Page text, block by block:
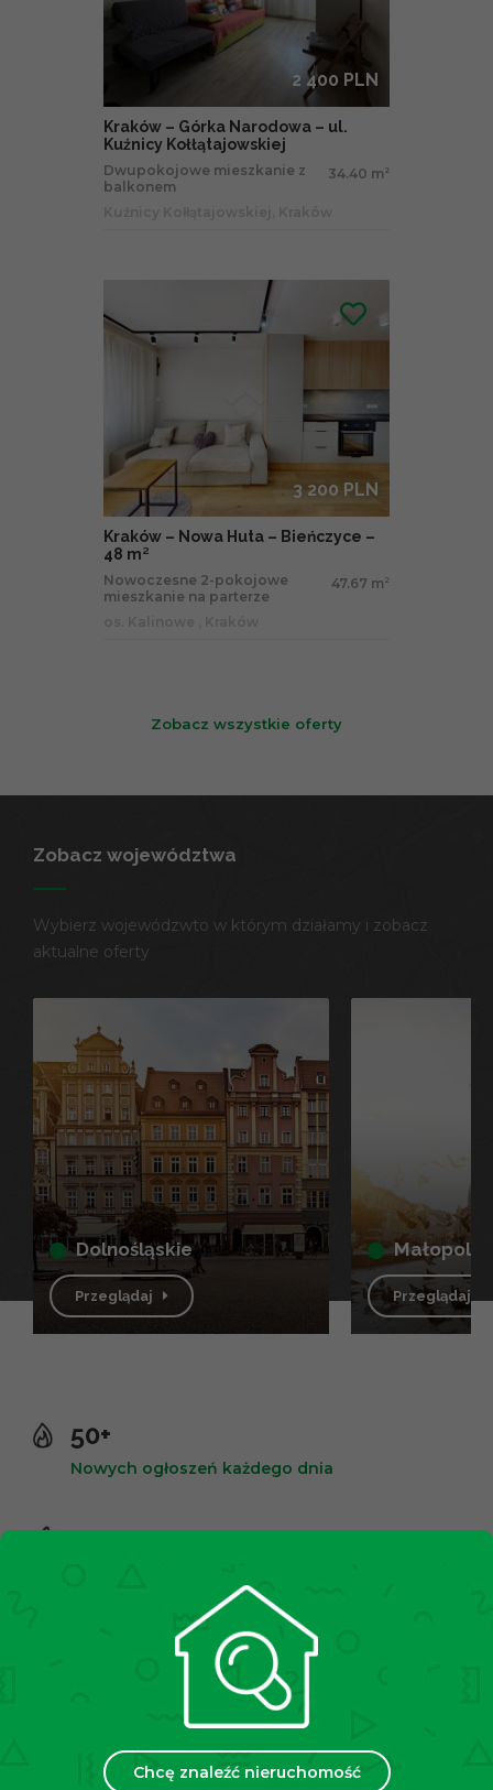
Chcę znaleźć nieruchomość
2 400 PLN
Kraków – Górka Narodowa – ul.
Kuźnicy Kołłątajowskiej
Dwupokojowe mieszkanie z
balkonem
34.40 m 2
3 200 PLN
Kraków – Nowa Huta – Bieńczyce –
48 m²
Nowoczesne 2-pokojowe
mieszkanie na parterze
47.67 m 2
Zobacz wszystkie oferty
Zobacz województwa
Wybierz wojewódzwto w którym działamy i zobacz
aktualne oferty
dolnośląskie
Przeglądaj Przeglądaj
50+
Nowych ogłoszeń każdego dnia
10,000+
Spotkań miesięcznie
Placówek w Polsce